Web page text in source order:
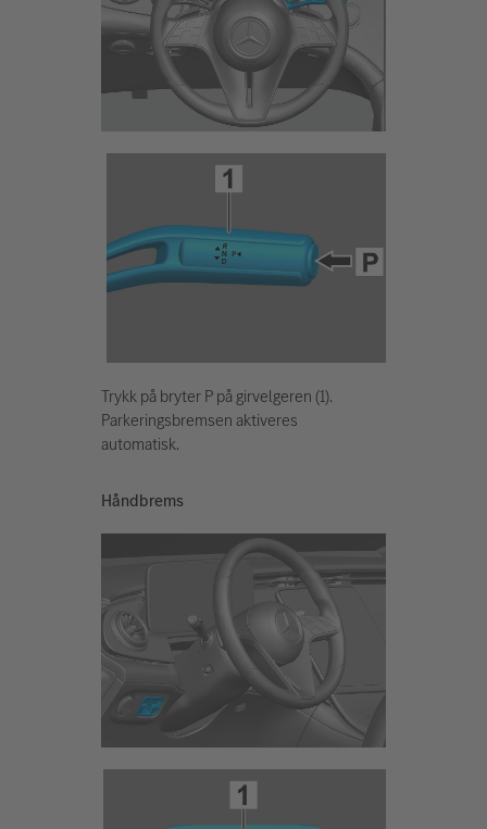
Trykk på bryter P på girvelgeren (1).
Parkeringsbremsen aktiveres
automatisk.
Håndbrems